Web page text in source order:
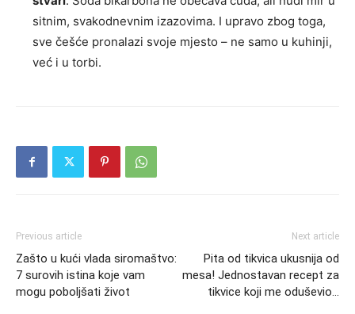
sitnim, svakodnevnim izazovima. I upravo zbog toga,
sve češće pronalazi svoje mjesto – ne samo u kuhinji,
već i u torbi.
Previous article
Zašto u kući vlada siromaštvo:
7 surovih istina koje vam
mogu poboljšati život
Next article
Pita od tikvica ukusnija od
mesa! Jednostavan recept za
tikvice koji me oduševio…